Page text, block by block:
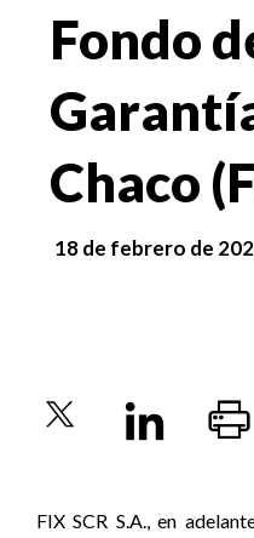
Fondo
Chaco
18 de febrero de
FIX SCR S.A., en